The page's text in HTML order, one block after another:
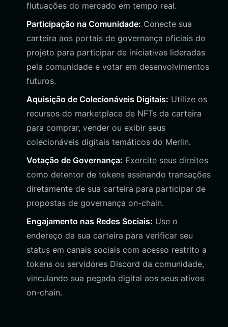
flutuações do mercado em tempo real.
Participação na Comunidade: Conecte sua
carteira aos portais de governança oficiais do
projeto para participar de iniciativas lideradas
pela comunidade e votar em desenvolvimentos
futuros.
Aquisição de Colecionáveis Digitais: Utilize os
recursos do marketplace de NFTs da carteira
para comprar, vender ou exibir seus
colecionáveis digitais temáticos do Merlin.
Votação de Governança: Exercite seus direitos
como detentor de tokens assinando transações
diretamente de sua carteira para participar de
propostas de governança on-chain.
Engajamento nas Redes Sociais: Use o
endereço da sua carteira para verificar seu
status em canais sociais com acesso restrito a
tokens ou servidores Discord da comunidade,
vinculando sua pegada digital aos seus ativos
on-chain.